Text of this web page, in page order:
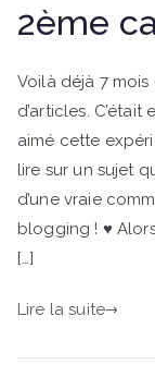
2ème
Voilà déjà 7 mois
d’articles.
aimé cette
lire sur un sujet
d’une vraie
blogging ! ♥
[…]
Lire la suite